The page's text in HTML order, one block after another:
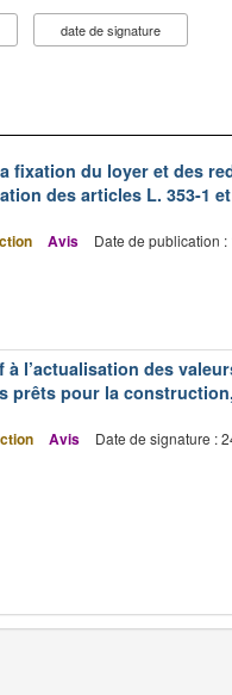
date de signature
fixation du loyer et des
des articles L. 353-1
Avis Date de publication :
à l’actualisation des
prêts pour la
Avis Date de signature :